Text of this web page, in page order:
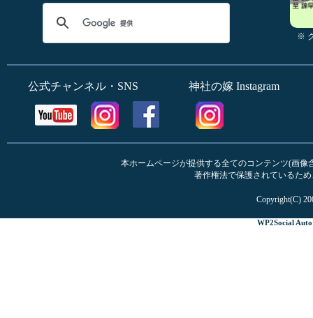
※
公式チャンネル・SNS 神社の嫁 Instagram
本ホームページが提供する全てのコンテンツ(画
著作権法で保護されているた
Copyright(C)
WP2Social